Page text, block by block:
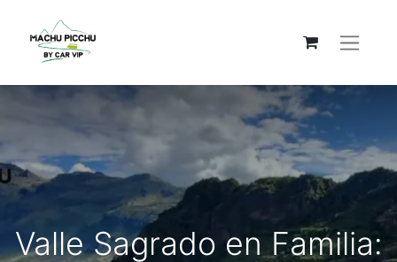
Valle Sagrado en Familia: